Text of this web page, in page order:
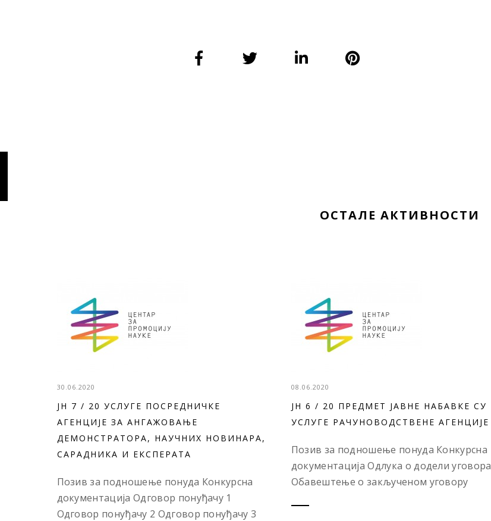
ОСТАЛЕ АКТИВНОСТИ
30.06.2020
ЈН 7 / 20 УСЛУГЕ ПОСРЕДНИЧКЕ
АГЕНЦИЈЕ ЗА АНГАЖОВАЊЕ
ДЕМОНСТРАТОРА, НАУЧНИХ НОВИНАРА,
САРАДНИКА И ЕКСПЕРАТА
Позив за подношење понуда Конкурсна
документација Одговор понуђачу 1
Одговор понуђачу 2 Одговор понуђачу 3
08.06.2020
ЈН 6 / 20 ПРЕДМЕТ ЈАВНЕ НАБАВКЕ СУ
УСЛУГЕ РАЧУНОВОДСТВЕНЕ АГЕНЦИЈЕ
Позив за подношење понуда Конкурсна
документација Одлука о додели уговора
Обавештење о закљученом уговору